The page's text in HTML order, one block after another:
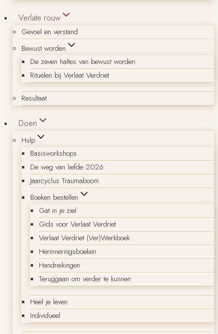
Verlate rouw
Gevoel en verstand
Bewust worden
De zeven haltes van bewust worden
Rituelen bij Verlaat Verdriet
Resultaat
Doen
Hulp
Basisworkshops
De weg van liefde 2026
Jaarcyclus Traumaboom
Boeken bestellen
Gat in je ziel
Gids voor Verlaat Verdriet
Verlaat Verdriet (Ver)Werkboek
Herinneringsboeken
Handreikingen
Teruggaan om verder te kunnen
Heel je leven
Individueel